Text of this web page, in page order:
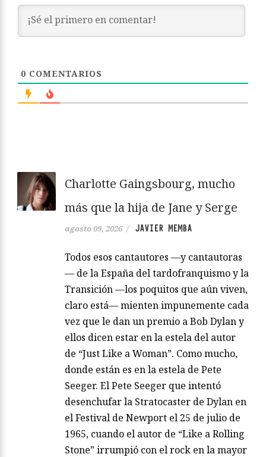
0 COMENTARIOS
Charlotte Gaingsbourg, mucho
más que la hija de Jane y Serge
agosto 09, 2026 / JAVIER MEMBA
Todos esos cantautores —y cantautoras
— de la España del tardofranquismo y la
Transición —los poquitos que aún viven,
claro está— mienten impunemente cada
vez que le dan un premio a Bob Dylan y
ellos dicen estar en la estela del autor
de “Just Like a Woman”. Como mucho,
donde están es en la estela de Pete
Seeger. El Pete Seeger que intentó
desenchufar la Stratocaster de Dylan en
el Festival de Newport el 25 de julio de
1965, cuando el autor de “Like a Rolling
Stone” irrumpió con el rock en la mayor